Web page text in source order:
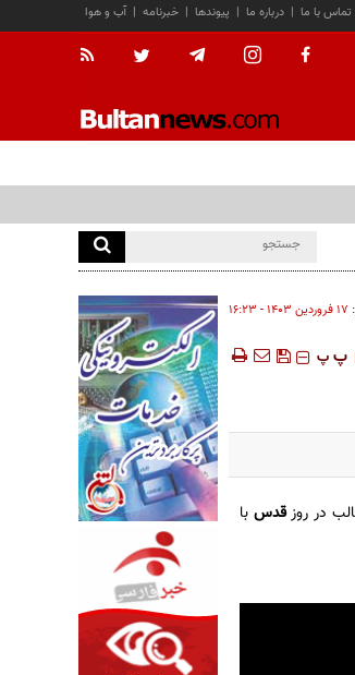
آب و هوا | خبرنامه | پیوندها | درباره ما | تماس با ما
۱۷ فروردين ۱۴۰۳ - ۱۶:۲۳
‍‍‍ پ پ
در روزقدس با